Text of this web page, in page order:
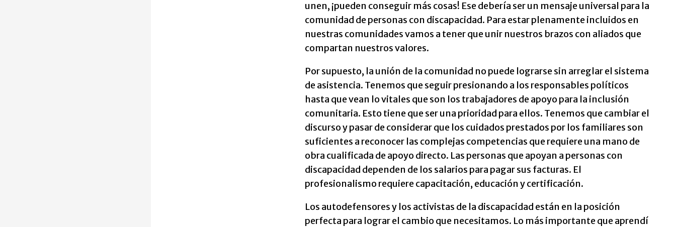
unen, ¡pueden conseguir más cosas! Ese debería ser un mensaje universal para la
comunidad de personas con discapacidad. Para estar plenamente incluidos en
nuestras comunidades vamos a tener que unir nuestros brazos con aliados que
compartan nuestros valores.
Por supuesto, la unión de la comunidad no puede lograrse sin arreglar el sistema
de asistencia. Tenemos que seguir presionando a los responsables políticos
hasta que vean lo vitales que son los trabajadores de apoyo para la inclusión
comunitaria. Esto tiene que ser una prioridad para ellos. Tenemos que cambiar el
discurso y pasar de considerar que los cuidados prestados por los familiares son
suficientes a reconocer las complejas competencias que requiere una mano de
obra cualificada de apoyo directo. Las personas que apoyan a personas con
discapacidad dependen de los salarios para pagar sus facturas. El
profesionalismo requiere capacitación, educación y certificación.
Los autodefensores y los activistas de la discapacidad están en la posición
perfecta para lograr el cambio que necesitamos. Lo más importante que aprendí